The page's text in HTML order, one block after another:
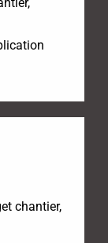
chantier,